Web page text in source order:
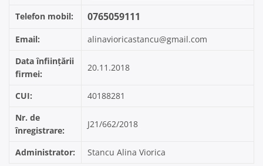
Telefon mobil: 0765059111
Email:
alinavioricastancu@gmail.com
Data înființării
firmei:
20.11.2018
CUI:
40188281
Nr. de
înregistrare:
J21/662/2018
Administrator: Stancu Alina Viorica